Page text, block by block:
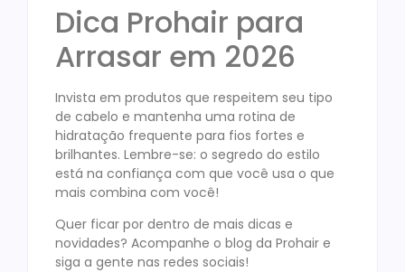
Dica Prohair para
Arrasar em 2026
Invista em produtos que respeitem seu tipo
de cabelo e mantenha uma rotina de
hidratação frequente para fios fortes e
brilhantes. Lembre-se: o segredo do estilo
está na confiança com que você usa o que
mais combina com você!
Quer ficar por dentro de mais dicas e
novidades? Acompanhe o blog da Prohair e
siga a gente nas redes sociais!